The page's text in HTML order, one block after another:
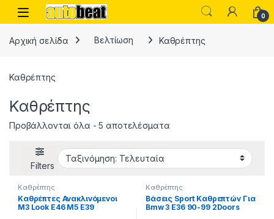
Skip to navigation
Skip to content
Open 0
Αρχική σελίδα Βελτίωση Καθρέπτης
Καθρέπτης
Καθρέπτης
Προβάλλονται όλα - 5 αποτελέσματαSorted by latest
Filters
Καθρέπτης
Καθρέπτες Ανακλινόμενοι
M3 Look E46 M5 E39
Καθρέπτης
Βάσεις Sport Καθρεπτών Για
Bmw 3 E36 90-99 2Doors